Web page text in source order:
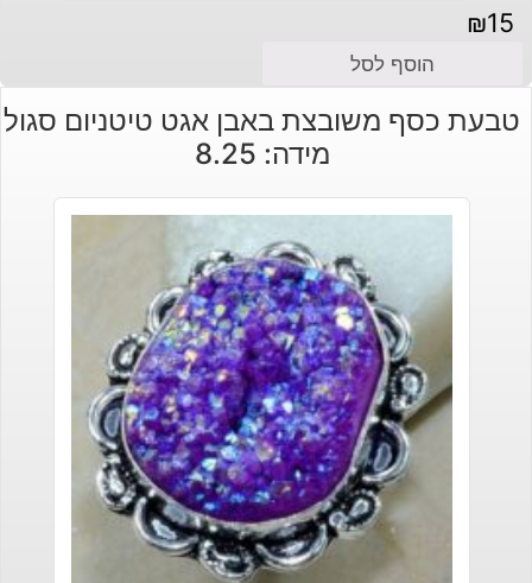
₪15
הוסף לסל
טבעת כסף משובצת באבן אגט טיטניום סגול
מידה: 8.25